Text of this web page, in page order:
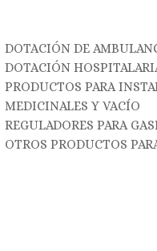
DOTACIÓN DE
DOTACIÓN
PRODUCTOS PARA
MEDICINALES Y VACÍO
REGULADORES PARA
OTROS PRODUCTOS